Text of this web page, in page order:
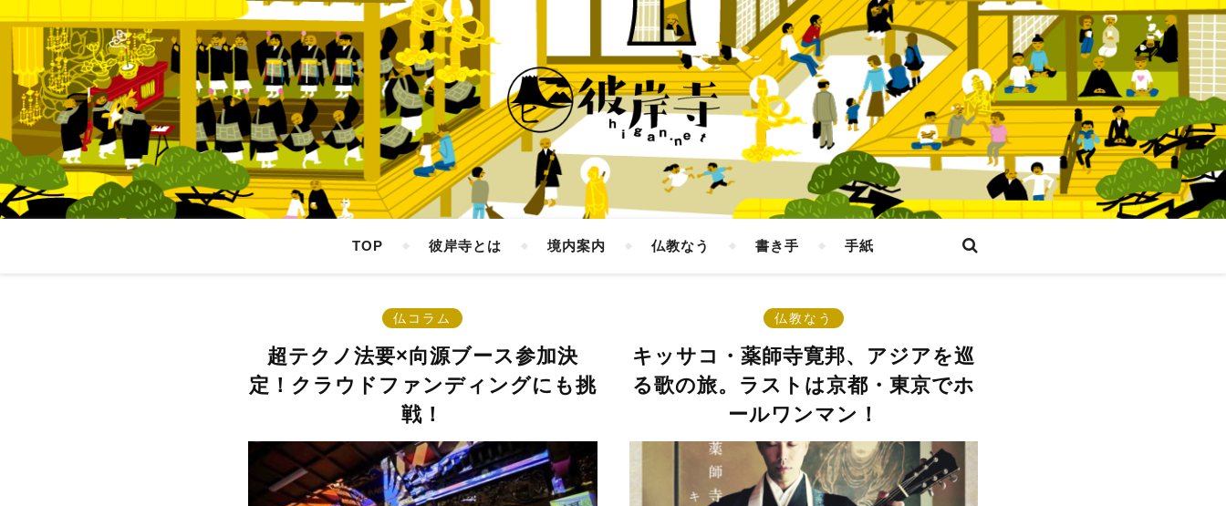
TOP 彼岸寺とは 境内案内 仏教なう 書き手 手紙
仏コラム
超テクノ法要×向源ブース参加決
定！クラウドファンディングにも挑
戦！
仏教なう
キッサコ・薬師寺寛邦、アジアを巡
る歌の旅。ラストは京都・東京でホ
ールワンマン！